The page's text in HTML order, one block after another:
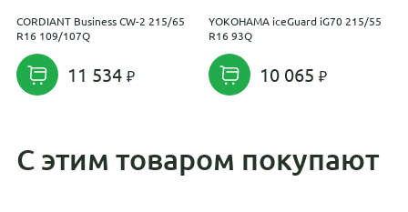
CORDIANT Business CW-2 215/65
R16 109/107Q
11 534
YOKOHAMA iceGuard iG70 215/55
R16 93Q
10 065
С этим товаром покупают